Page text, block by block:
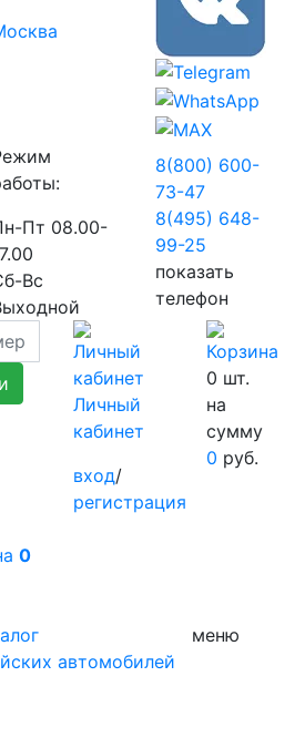
Пт 08.00-
Вс
8(800) 600-
73-47
8(495) 648-
99-25
показать
телефон
Личный
кабинет
вход/
регистрация
0 шт.
на
сумму
0 руб.
0
автомобилей
меню